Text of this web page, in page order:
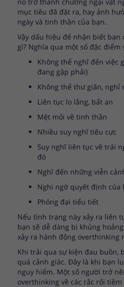
mục tiêu đã đặt ra, hay ảnh
ngày và tinh thần của bạn.
Vậy dấu hiệu để nhận biết bạn
gì? Nghía qua một số đặc điểm
Không thể nghĩ đến việc
đang gặp phải)
Không thể thư giãn, nghỉ
Liên tục lo lắng, bất an
Mệt mỏi về tinh thần
Nhiều suy nghĩ tiêu cực
Suy nghĩ liên tục về trải
đó
Nghĩ đến những viễn
Nghi ngờ quyết định của
Phóng đại tiểu tiết
Nếu tình trạng này xảy ra liên
bạn sẽ dễ dàng bị khủng
xảy ra hành động overthinking
Khi trải qua sự kiện đau buồn,
quá cảnh giác. Đây là khi bạn
nguy hiểm. Một số người trở
overthinking về các rắc rối tiềm